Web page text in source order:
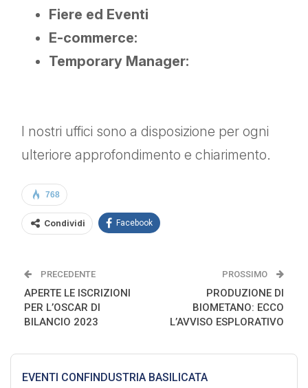
Fiere ed Eventi
E-commerce:
Temporary Manager:
I nostri uffici sono a disposizione per ogni
ulteriore approfondimento e chiarimento.
768
Condividi Facebook
PRECEDENTE
APERTE LE ISCRIZIONI
PER L’OSCAR DI
BILANCIO 2023
PROSSIMO
PRODUZIONE DI
BIOMETANO: ECCO
L’AVVISO ESPLORATIVO
EVENTI CONFINDUSTRIA BASILICATA